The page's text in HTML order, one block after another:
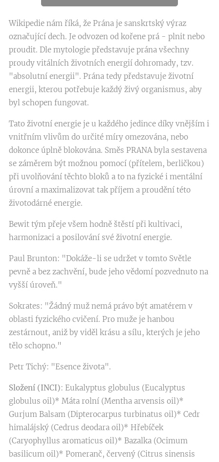
Wikipedie nám říká, že Prána je sanskrtský výraz
označující dech. Je odvozen od kořene prá - plnit nebo
proudit. Dle mytologie představuje prána všechny
proudy vitálních životních energií dohromady, tzv.
"absolutní energii". Prána tedy představuje životní
energii, kterou potřebuje každý živý organismus, aby
byl schopen fungovat.
Tato životní energie je u každého jedince díky vnějším i
vnitřním vlivům do určité míry omezována, nebo
dokonce úplně blokována. Směs PRANA byla sestavena
se záměrem být možnou pomocí (přítelem, berličkou)
při uvolňování těchto bloků a to na fyzické i mentální
úrovní a maximalizovat tak příjem a proudění této
životodárné energie.
Bewit tým přeje všem hodně štěstí při kultivaci,
harmonizaci a posilování své životní energie.
Paul Brunton: "Dokáže-li se udržet v tomto Světle
pevně a bez zachvění, bude jeho vědomí pozvednuto na
vyšší úroveň."
Sokrates: "Žádný muž nemá právo být amatérem v
oblasti fyzického cvičení. Pro muže je hanbou
zestárnout, aniž by viděl krásu a sílu, kterých je jeho
tělo schopno."
Petr Tichý: "Esence života".
Složení (INCI): Eukalyptus globulus (Eucalyptus
globulus oil)* Máta rolní (Mentha arvensis oil)*
Gurjum Balsam (Dipterocarpus turbinatus oil)* Cedr
himalájský (Cedrus deodara oil)* Hřebíček
(Caryophyllus aromaticus oil)* Bazalka (Ocimum
basilicum oil)* Pomeranč, červený (Citrus sinensis